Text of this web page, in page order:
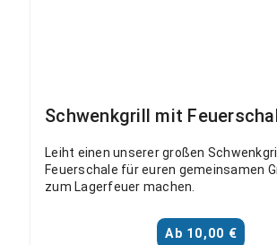
Schwenkgrill mit
Leiht einen unserer großen
Feuerschale für euren gemeinsamen
zum Lagerfeuer machen.
Ab 10,00 €